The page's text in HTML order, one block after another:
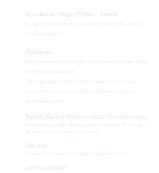
Sportkurse / Yoga / Pilates / Stretch
Ein großes Handtuch / saubere Turnschuhe (keine
Straßenschuhe)
Flamenco
Für Flamenco brauchst du einen weiten, langen Rock
und Flamencoschuhe.
Wenn du beides nicht hast, können wir im Studio
nachsehen, ob wir evtl. deine Größe vor Ort zum
Ausleihen haben.
Ballett / Ballett Workout / Jazz / Contemporary
Schläppchen oder Socken und bequeme Kleidung, in
der du dich gut bewegen kannst.
Hip Hop
Saubere Turnschuhe (keine Straßenschuhe)
Latin Ladystyle